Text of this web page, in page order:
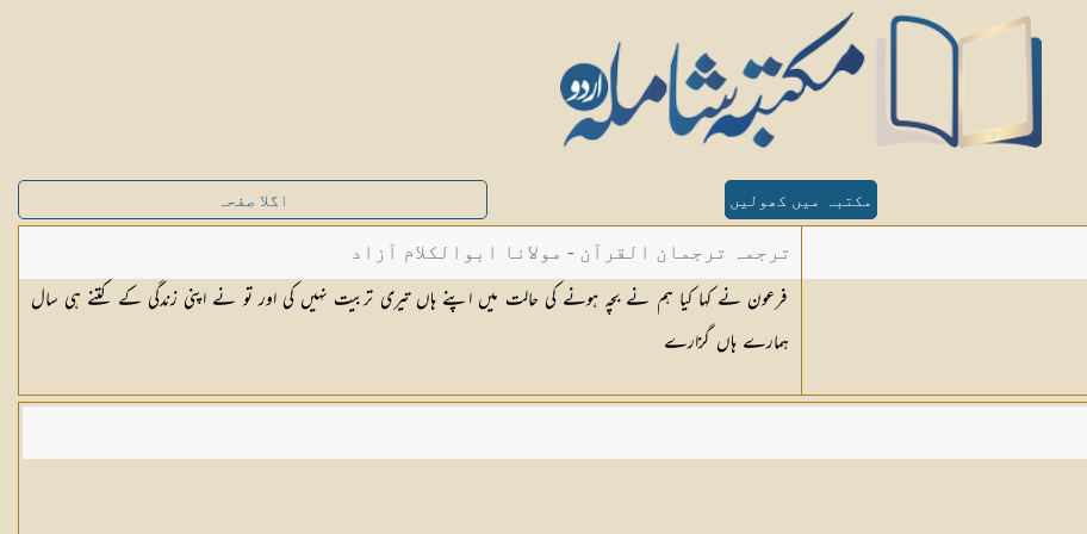
مکتبہ میں کھولیں اگلا صفحہ
ترجمہ ترجمان القرآن - مولانا ابوالکلام آزاد
فرعون نے کہا کیا ہم نے بچہ ہونے کی حالت میں اپنے ہاں تیری تربیت نہیں کی اور تو نے اپنی زندگی کے کتنے ہی سال
ہمارے ہاں گزارے